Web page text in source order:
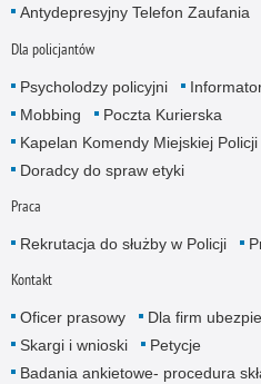
Antydepresyjny Telefon Zaufania
Dla policjantów
Psycholodzy policyjni
Mobbing
Poczta Kurierska
Kapelan Komendy Miejskiej
Doradcy do spraw etyki
Praca
Rekrutacja do służby w Policji
Kontakt
Oficer prasowy Dla firm
Skargi i wnioski
Petycje
Badania ankietowe- procedura